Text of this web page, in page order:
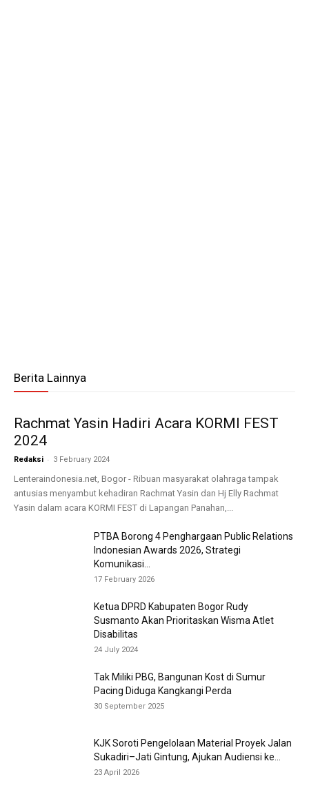
Berita Lainnya
Rachmat Yasin Hadiri Acara KORMI FEST
2024
Redaksi - 3 February 2024
Lenteraindonesia.net, Bogor - Ribuan masyarakat olahraga tampak
antusias menyambut kehadiran Rachmat Yasin dan Hj Elly Rachmat
Yasin dalam acara KORMI FEST di Lapangan Panahan,...
PTBA Borong 4 Penghargaan Public Relations
Indonesian Awards 2026, Strategi
Komunikasi...
17 February 2026
Ketua DPRD Kabupaten Bogor Rudy
Susmanto Akan Prioritaskan Wisma Atlet
Disabilitas
24 July 2024
Tak Miliki PBG, Bangunan Kost di Sumur
Pacing Diduga Kangkangi Perda
30 September 2025
KJK Soroti Pengelolaan Material Proyek Jalan
Sukadiri–Jati Gintung, Ajukan Audiensi ke...
23 April 2026